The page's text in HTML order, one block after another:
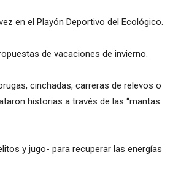
en el Playón Deportivo del Ecológico.
de vacaciones de invierno.
cinchadas, carreras de relevos o
historias a través de las “mantas
y jugo- para recuperar las energías